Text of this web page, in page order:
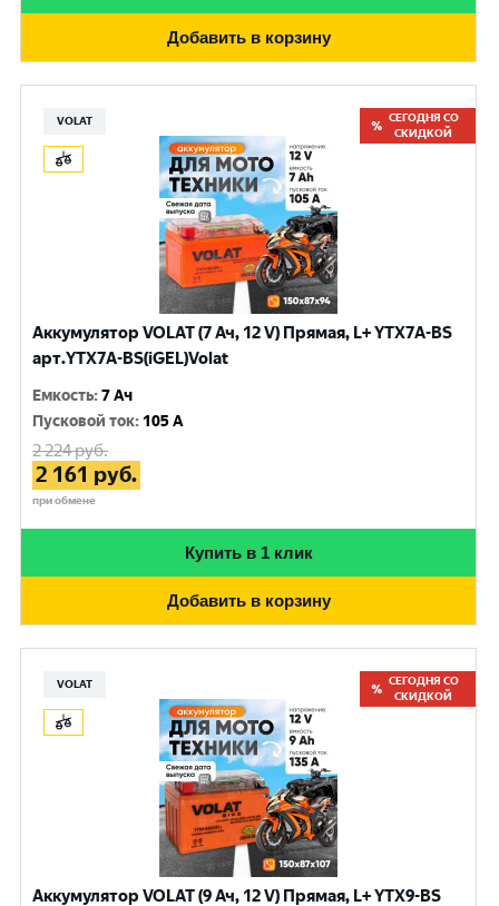
Добавить в корзину
VOLAT
СЕГОДНЯ СО
СКИДКОЙ
Аккумулятор VOLAT (7 Ач, 12 V) Прямая, L+ YTX7A-BS
арт.YTX7A-BS(iGEL)Volat
Емкость:7 Ач
Пусковой ток: 105 A
2 224руб.
2 161 руб.
при обмене
Купить в 1 клик
Добавить в корзину
VOLAT
СЕГОДНЯ СО
СКИДКОЙ
Аккумулятор VOLAT (9 Ач, 12 V) Прямая, L+ YTX9-BS